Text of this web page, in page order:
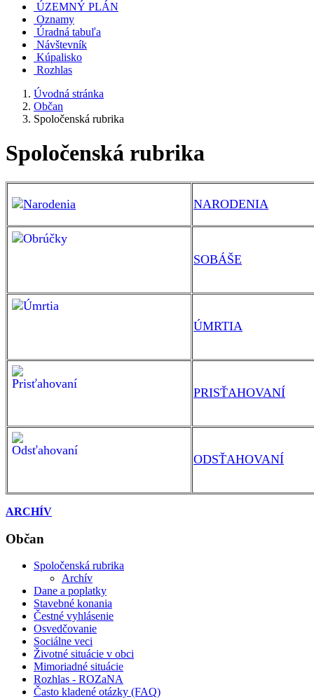
ÚZEMNÝ PLÁN
Oznamy
Úradná tabuľa
Návštevník
Kúpalisko
Rozhlas
Úvodná stránka
Občan
Spoločenská rubrika
Spoločenská rubrika
NARODENIA
SOBÁŠE
ÚMRTIA
PRISŤAHOVANÍ
ODSŤAHOVANÍ
ARCHÍV
Občan
Spoločenská rubrika
Archív
Dane a poplatky
Stavebné konania
Čestné vyhlásenie
Osvedčovanie
Sociálne veci
Životné situácie v obci
Mimoriadné situácie
Rozhlas - ROZaNA
Často kladené otázky (FAQ)